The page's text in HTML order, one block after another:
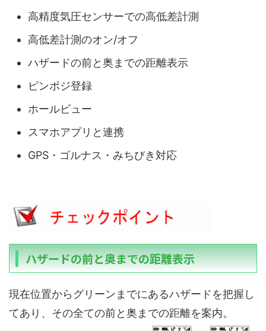
高精度気圧センサーでの高低差計測
高低差計測のオン/オフ
ハザードの前と奥までの距離表示
ピンポジ登録
ホールビュー
スマホアプリと連携
GPS・ゴルナス・みちびき対応
ハザードの前と奥までの距離表示
現在位置からグリーンまでにあるハザードを把握し
てあり、その全ての前と奥までの距離を案内。